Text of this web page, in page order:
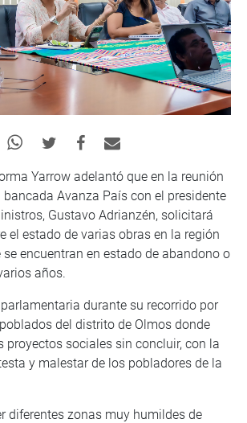
Yarrow adelantó que en la reunión
Avanza País con el presidente
Gustavo Adrianzén, solicitará
el estado de varias obras en la región
se encuentran en estado de abandono o
años.
durante su recorrido por
del distrito de Olmos donde
proyectos sociales sin concluir, con la
y malestar de los pobladores de la
diferentes zonas muy humildes de